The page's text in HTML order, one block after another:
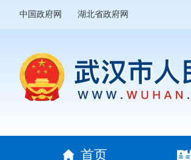
中国政府网 湖北省政府网
首页